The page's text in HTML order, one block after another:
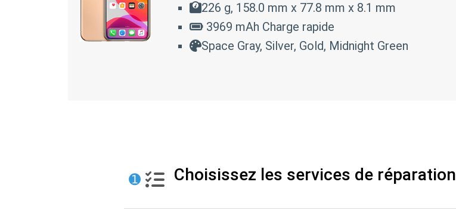
226 g, 158.0 mm x 77.8 mm x 8.1 mm
3969 mAh Charge rapide
Space Gray, Silver, Gold, Midnight Green
➊ Choisissez les services de réparation